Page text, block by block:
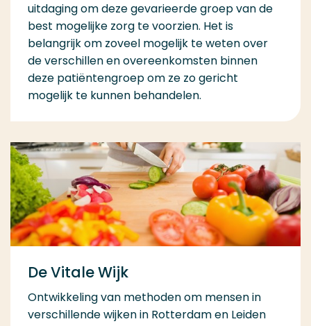
uitdaging om deze gevarieerde groep van de
best mogelijke zorg te voorzien. Het is
belangrijk om zoveel mogelijk te weten over
de verschillen en overeenkomsten binnen
deze patiëntengroep om ze zo gericht
mogelijk te kunnen behandelen.
De Vitale Wijk
Ontwikkeling van methoden om mensen in
verschillende wijken in Rotterdam en Leiden